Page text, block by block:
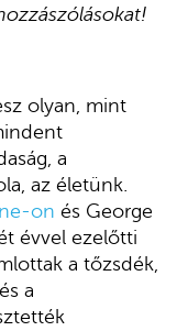
olyan, mint
a
az életünk.
on és George
évvel ezelőtti
a tőzsdék,
a